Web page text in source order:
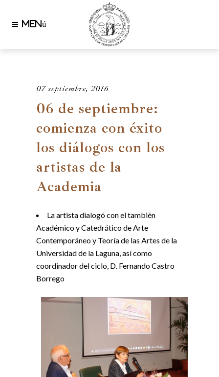
07 septiembre, 2016
06 de septiembre:
comienza con éxito
los diálogos con los
artistas de la
Academia
La artista dialogó con el también
Académico y Catedrático de Arte
Contemporáneo y Teoría de las Artes de la
Universidad de la Laguna, así como
coordinador del ciclo, D. Fernando Castro
Borrego